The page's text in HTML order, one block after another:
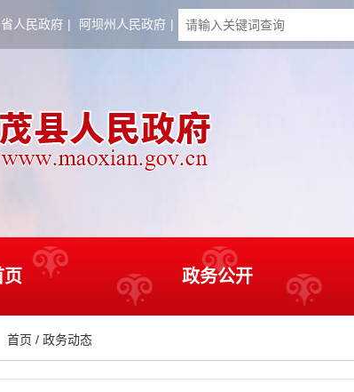
人民政府 | 阿坝州人民政府 |
页 政务公开
首页 / 政务动态